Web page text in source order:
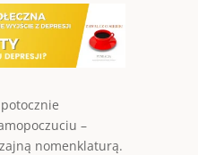
–
nomenklaturą.